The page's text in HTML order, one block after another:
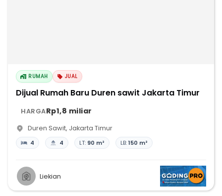
RUMAH JUAL
Dijual Rumah Baru Duren sawit Jakarta Timur
HARGARp1,8 miliar
Duren Sawit, Jakarta Timur
4 4 LT: 90 m² LB:150 m²
Liekian